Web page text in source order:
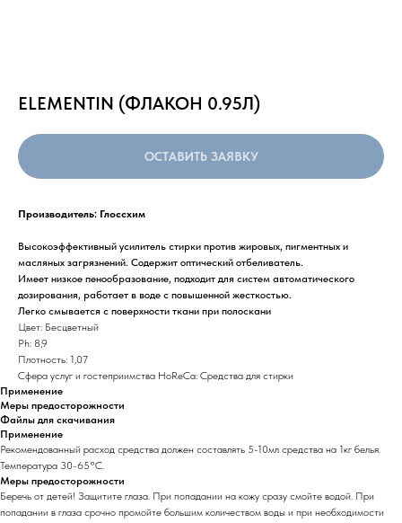
ELEMENTIN (ФЛАКОН 0.95Л)
ОСТАВИТЬ ЗАЯВКУ
Производитель: Глоссхим
Высокоэффективный усилитель стирки против жировых, пигментных и
масляных загрязнений. Содержит оптический отбеливатель.
Имеет низкое пенообразование, подходит для систем автоматического
дозирования, работает в воде с повышенной жесткостью.
Легко смывается с поверхности ткани при полоскани
Цвет: Бесцветный
Ph: 8,9
Плотность: 1,07
Сфера услуг и гостеприимства HoReCa: Средства для стирки
Применение
Меры предосторожности
Файлы для скачивания
Применение
Рекомендованный расход средства должен составлять 5-10мл средства на 1кг белья.
Температура 30-65°С.
Меры предосторожности
Беречь от детей! Защитите глаза. При попадании на кожу сразу смойте водой. При
попадании в глаза срочно промойте большим количеством воды и при необходимости